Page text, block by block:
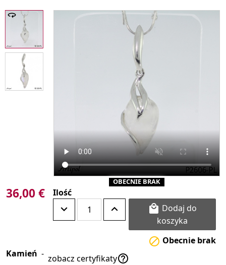
OBECNIE BRAK
36,00 € Ilość

koszyka
 Obecnie brak
Kamień - zobacz certyfikaty